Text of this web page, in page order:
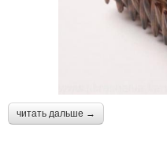
читать дальше →